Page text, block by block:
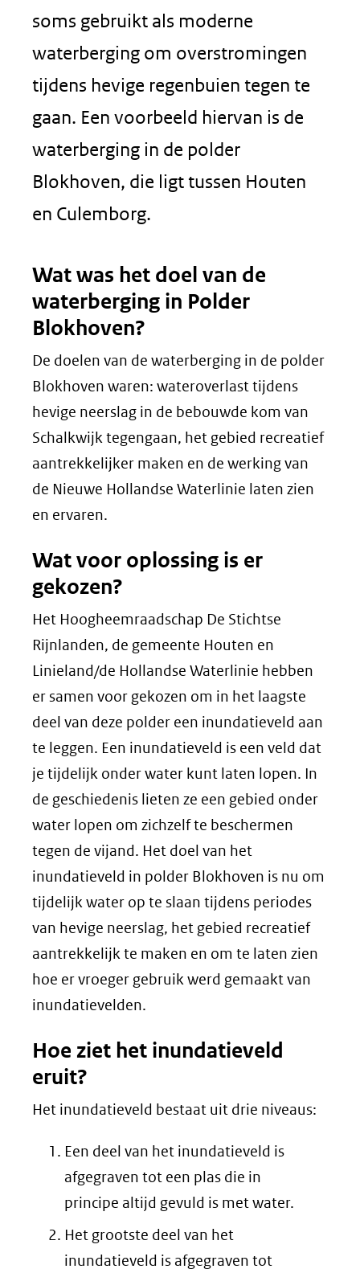
soms gebruikt als moderne
waterberging om overstromingen
tijdens hevige regenbuien tegen te
gaan. Een voorbeeld hiervan is de
waterberging in de polder
Blokhoven, die ligt tussen Houten
en Culemborg.
Wat was het doel van de
waterberging in Polder
Blokhoven?
De doelen van de waterberging in de polder
Blokhoven waren: wateroverlast tijdens
hevige neerslag in de bebouwde kom van
Schalkwijk tegengaan, het gebied recreatief
aantrekkelijker maken en de werking van
de Nieuwe Hollandse Waterlinie laten zien
en ervaren.
Wat voor oplossing is er
gekozen?
Het Hoogheemraadschap De Stichtse
Rijnlanden, de gemeente Houten en
Linieland/de Hollandse Waterlinie hebben
er samen voor gekozen om in het laagste
deel van deze polder een inundatieveld aan
te leggen. Een inundatieveld is een veld dat
je tijdelijk onder water kunt laten lopen. In
de geschiedenis lieten ze een gebied onder
water lopen om zichzelf te beschermen
tegen de vijand. Het doel van het
inundatieveld in polder Blokhoven is nu om
tijdelijk water op te slaan tijdens periodes
van hevige neerslag, het gebied recreatief
aantrekkelijk te maken en om te laten zien
hoe er vroeger gebruik werd gemaakt van
inundatievelden.
Hoe ziet het inundatieveld
eruit?
Het inundatieveld bestaat uit drie niveaus:
Een deel van het inundatieveld is
afgegraven tot een plas die in
principe altijd gevuld is met water.
Het grootste deel van het
inundatieveld is afgegraven tot